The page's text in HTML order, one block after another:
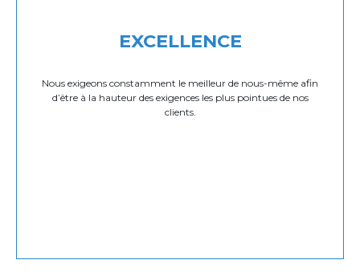
EXCELLENCE
Nous exigeons constamment le meilleur de nous-même afin
d’être à la hauteur des exigences les plus pointues de nos
clients.